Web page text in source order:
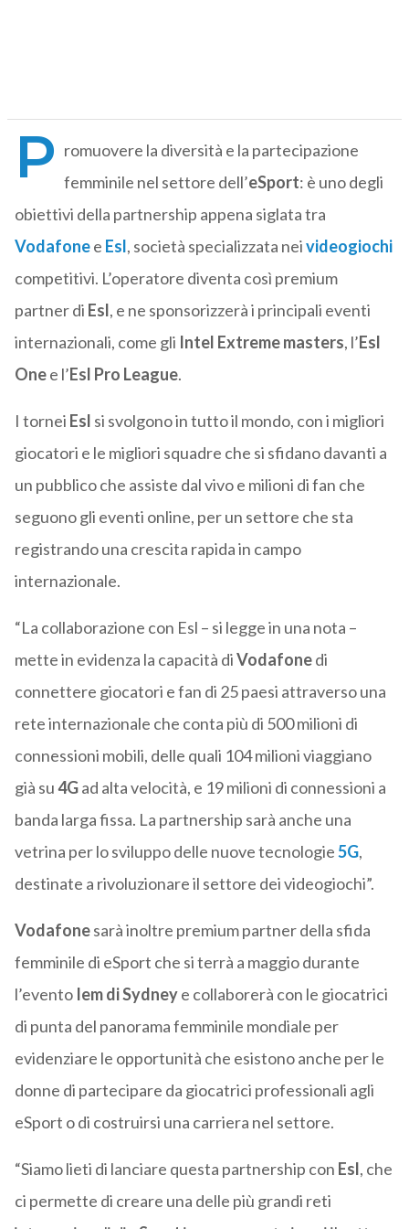
P romuovere la diversità e la partecipazione
femminile nel settore dell’eSport: è uno degli
obiettivi della partnership appena siglata tra
Vodafonee Esl, società specializzata neivideogiochi
competitivi. L’operatore diventa così premium
partner di Esl, e ne sponsorizzerà i principali eventi
internazionali, come gli Intel Extreme masters, l’Esl
Onee l’Esl Pro League.
I tornei Esl si svolgono in tutto il mondo, con i migliori
giocatori e le migliori squadre che si sfidano davanti a
un pubblico che assiste dal vivo e milioni di fan che
seguono gli eventi online, per un settore che sta
registrando una crescita rapida in campo
internazionale.
“La collaborazione con Esl – si legge in una nota –
mette in evidenza la capacità diVodafonedi
connettere giocatori e fan di 25 paesi attraverso una
rete internazionale che conta più di 500 milioni di
connessioni mobili, delle quali 104 milioni viaggiano
già su4Gad alta velocità, e 19 milioni di connessioni a
banda larga fissa. La partnership sarà anche una
vetrina per lo sviluppo delle nuove tecnologie5G,
destinate a rivoluzionare il settore dei videogiochi”.
Vodafonesarà inoltre premium partner della sfida
femminile di eSport che si terrà a maggio durante
l’evento Iem di Sydneye collaborerà con le giocatrici
di punta del panorama femminile mondiale per
evidenziare le opportunità che esistono anche per le
donne di partecipare da giocatrici professionali agli
eSport o di costruirsi una carriera nel settore.
“Siamo lieti di lanciare questa partnership con Esl, che
ci permette di creare una delle più grandi reti